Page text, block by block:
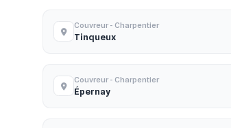
Couvreur - Charpentier
Tinqueux
Couvreur - Charpentier
Épernay